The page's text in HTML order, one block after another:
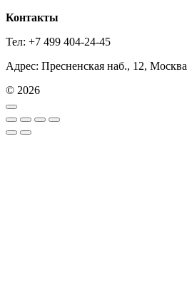
Контакты
Тел: +7 499 404-24-45
Адрес: Пресненская наб., 12, Москва
© 2026